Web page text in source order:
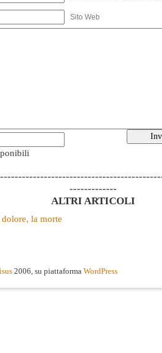
Sito Web
-------------
ALTRI ARTICOLI
la morte
2006, su piattaforma WordPress